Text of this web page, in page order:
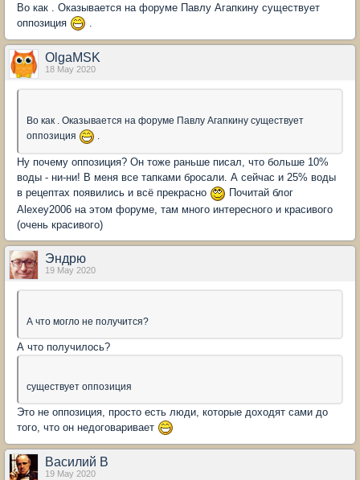
Во как . Оказывается на форуме Павлу Агапкину существует
оппозиция
OlgaMSK
18 May 2020
Во как . Оказывается на форуме Павлу Агапкину существует
оппозиция
.
Ну почему оппозиция? Он тоже раньше писал, что больше 10%
воды - ни-ни! В меня все тапками бросали. А сейчас и 25% воды
в рецептах появились и всё прекрасно
Почитай блог
Alexey2006 на этом форуме, там много интересного и красивого
(очень красивого)
Эндрю
19 May 2020
А что могло не получится?
А что получилось?
существует оппозиция
Это не оппозиция, просто есть люди, которые доходят сами до
того, что он недоговаривает
Василий В
19 May 2020